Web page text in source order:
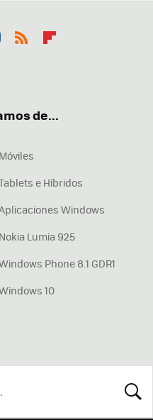
de...
Móviles
e Híbridos
Windows
Nokia Lumia 925
Phone 8.1 GDR1
10